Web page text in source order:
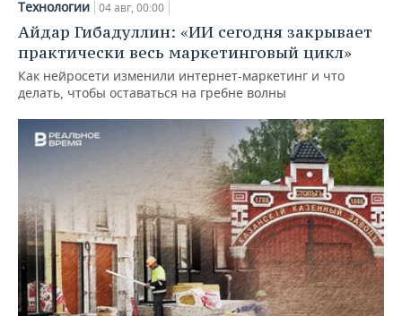
Технологии 04 авг, 00:00
Айдар Гибадуллин: «ИИ сегодня закрывает
практически весь маркетинговый цикл»
Как нейросети изменили интернет-маркетинг и что
делать, чтобы оставаться на гребне волны